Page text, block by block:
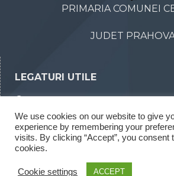
PRIMARIA COMUNEI
JUDET
LEGATURI UTILE
Declaratii de interese
Rapoarte legea 52/2003
We use cookies on our website to give
experience by remembering your
visits. By clicking “Accept”, you consent
cookies.
Cookie settings ACCEPT